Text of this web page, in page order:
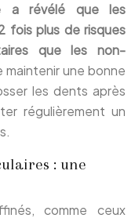
a révélé que les
fois plus de risques
que les non-
une bonne
les dents après
régulièrement un
: une
comme ceux